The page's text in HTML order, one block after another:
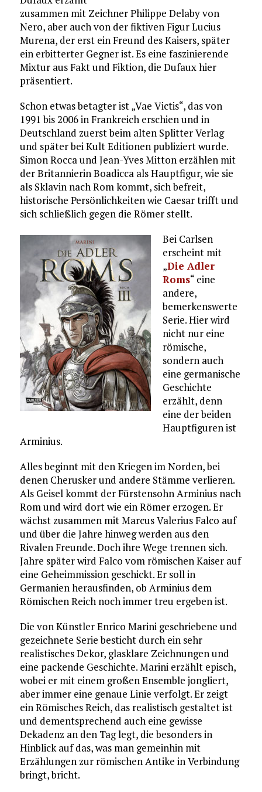
zusammen mit Zeichner Philippe Delaby von
Nero, aber auch von der fiktiven Figur Lucius
Murena, der erst ein Freund des Kaisers, später
ein erbitterter Gegner ist. Es eine faszinierende
Mixtur aus Fakt und Fiktion, die Dufaux hier
präsentiert.
Schon etwas betagter ist „Vae Victis“, das von
1991 bis 2006 in Frankreich erschien und in
Deutschland zuerst beim alten Splitter Verlag
und später bei Kult Editionen publiziert wurde.
Simon Rocca und Jean-Yves Mitton erzählen mit
der Britannierin Boadicca als Hauptfigur, wie sie
als Sklavin nach Rom kommt, sich befreit,
historische Persönlichkeiten wie Caesar trifft und
sich schließlich gegen die Römer stellt.
Bei Carlsen
erscheint mit
„Die Adler
Roms“ eine
andere,
bemerkenswerte
Serie. Hier wird
nicht nur eine
römische,
sondern auch
eine germanische
Geschichte
erzählt, denn
eine der beiden
Hauptfiguren ist
Arminius.
Alles beginnt mit den Kriegen im Norden, bei
denen Cherusker und andere Stämme verlieren.
Als Geisel kommt der Fürstensohn Arminius nach
Rom und wird dort wie ein Römer erzogen. Er
wächst zusammen mit Marcus Valerius Falco auf
und über die Jahre hinweg werden aus den
Rivalen Freunde. Doch ihre Wege trennen sich.
Jahre später wird Falco vom römischen Kaiser auf
eine Geheimmission geschickt. Er soll in
Germanien herausfinden, ob Arminius dem
Römischen Reich noch immer treu ergeben ist.
Die von Künstler Enrico Marini geschriebene und
gezeichnete Serie besticht durch ein sehr
realistisches Dekor, glasklare Zeichnungen und
eine packende Geschichte. Marini erzählt episch,
wobei er mit einem großen Ensemble jongliert,
aber immer eine genaue Linie verfolgt. Er zeigt
ein Römisches Reich, das realistisch gestaltet ist
und dementsprechend auch eine gewisse
Dekadenz an den Tag legt, die besonders in
Hinblick auf das, was man gemeinhin mit
Erzählungen zur römischen Antike in Verbindung
bringt, bricht.